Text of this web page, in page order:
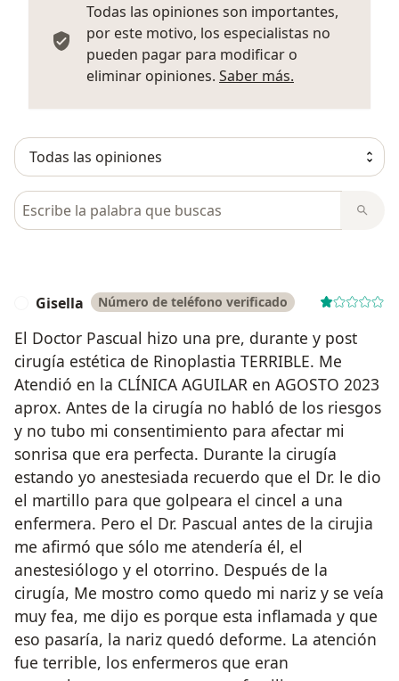
Todas las opiniones son importantes,
por este motivo, los especialistas no
pueden pagar para modificar o
eliminar opiniones. Saber más.
Busca en opiniones
Gisella Número de teléfono verificado
El Doctor Pascual hizo una pre, durante y post
cirugía estética de Rinoplastia TERRIBLE. Me
Atendió en la CLÍNICA AGUILAR en AGOSTO 2023
aprox. Antes de la cirugía no habló de los riesgos
y no tubo mi consentimiento para afectar mi
sonrisa que era perfecta. Durante la cirugía
estando yo anestesiada recuerdo que el Dr. le dio
el martillo para que golpeara el cincel a una
enfermera. Pero el Dr. Pascual antes de la cirujia
me afirmó que sólo me atendería él, el
anestesiólogo y el otorrino. Después de la
cirugía, Me mostro como quedo mi nariz y se veía
muy fea, me dijo es porque esta inflamada y que
eso pasaría, la nariz quedó deforme. La atención
fue terrible, los enfermeros que eran